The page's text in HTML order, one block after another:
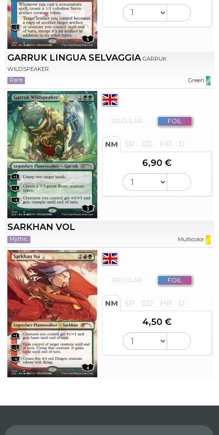
GARRUK LINGUA SELVAGGIA GARRUK
WILDSPEAKER
Rare
Green
REGULAR FOIL
NM SP GD HP D
6,90 €
SARKHAN VOL
Mythic Multicolor
REGULAR FOIL
NM SP GD HP D
4,50 €